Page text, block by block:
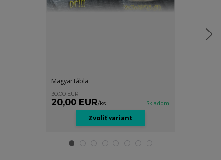
Magyar tábla
30,00 EUR
20,00 EUR/ks Skladom
Zvoliť variant